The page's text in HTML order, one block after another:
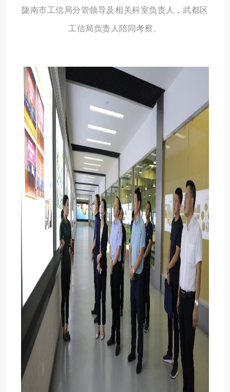
陇南市工信局分管领导及相关科室负责人，武都区
工信局负责人陪同考察。